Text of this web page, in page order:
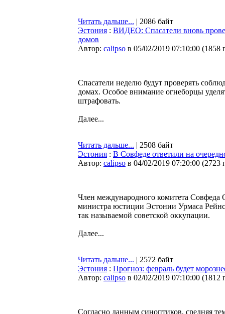
Читать дальше... | 2086 байт
Эстония : ВИДЕО: Спасатели вновь
домов
Автор: calipso в 05/02/2019 07:10:00 (1858
Спасатели неделю будут проверять
домах. Особое внимание огнеборцы
штрафовать.
Далее...
Читать дальше... | 2508 байт
Эстония : В Совфеде ответили на
Автор: calipso в 04/02/2019 07:20:00 (2723
Член международного комитета Совфеда
министра юстиции Эстонии Урмаса
так называемой советской оккупации.
Далее...
Читать дальше... | 2572 байт
Эстония : Прогноз: февраль будет
Автор: calipso в 02/02/2019 07:10:00 (1812
Согласно данным синоптиков, средняя